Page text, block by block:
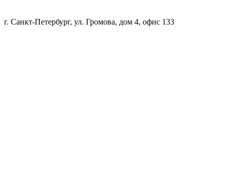
г. Санкт-Петербург, ул. Громова, дом 4, офис 133